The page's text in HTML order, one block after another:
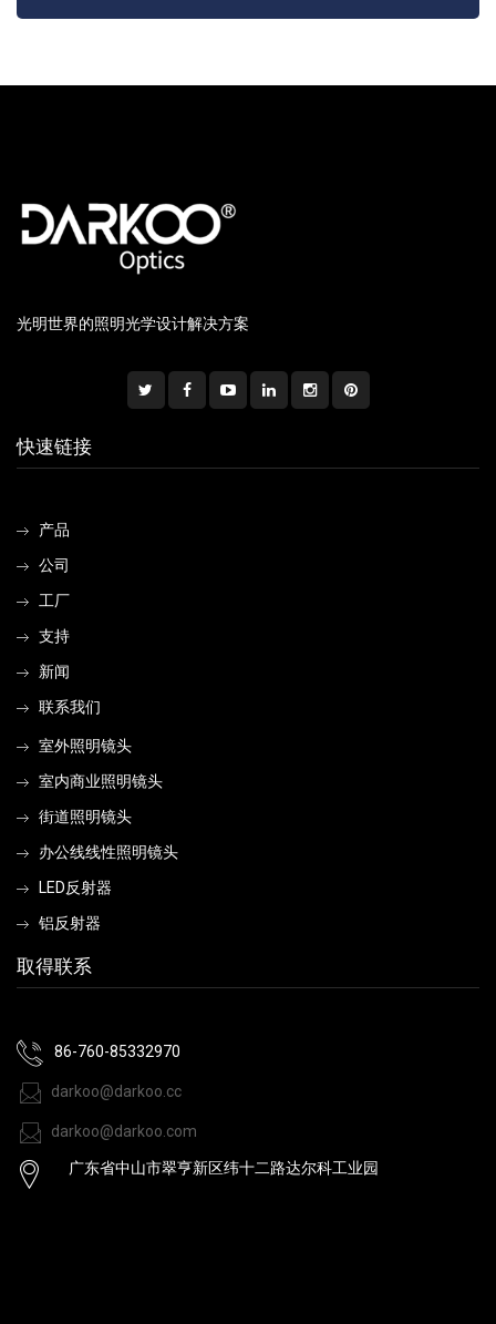
光明世界的照明光学设计解决方案
快速链接
产品
公司
工厂
支持
新闻
联系我们
室外照明镜头
室内商业照明镜头
街道照明镜头
办公线线性照明镜头
LED反射器
铝反射器
取得联系
86-760-85332970
darkoo@darkoo.cc
darkoo@darkoo.com
广东省中山市翠亨新区纬十二路达尔科工业园